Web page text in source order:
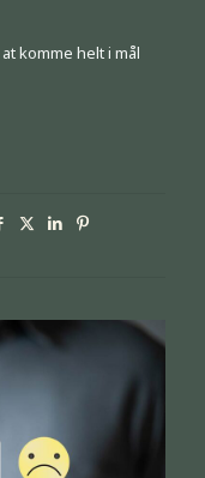
komme helt i mål